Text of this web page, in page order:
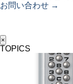
お問い合わせ →
×
TOPICS